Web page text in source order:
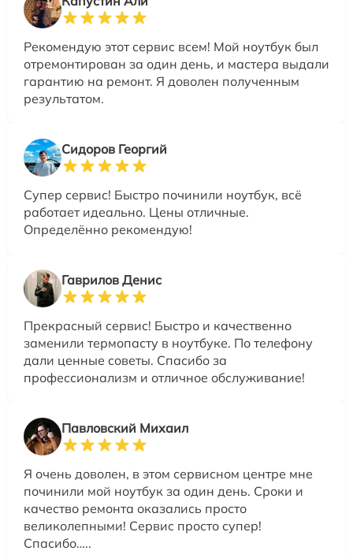
Рекомендую этот сервис всем! Мой ноутбук был
отремонтирован за один день, и мастера выдали
гарантию на ремонт. Я доволен полученным
результатом.
Сидоров Георгий
Супер сервис! Быстро починили ноутбук, всё
работает идеально. Цены отличные.
Определённо рекомендую!
Гаврилов Денис
Прекрасный сервис! Быстро и качественно
заменили термопасту в ноутбуке. По телефону
дали ценные советы. Спасибо за
профессионализм и отличное обслуживание!
Павловский Михаил
Я очень доволен, в этом сервисном центре мне
починили мой ноутбук за один день. Сроки и
качество ремонта оказались просто
великолепными! Сервис просто супер!
Спасибо…..